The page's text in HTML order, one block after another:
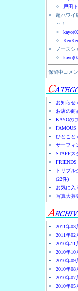
戸田
超ハワイ
～！
ノース
保留中コメ
お知らせ
お店の商
KAYOの
ひとこと
サーフィ
STAFFス
FRIENDS
トリプル
(22件)
お気に入
写真大募
2011年03
2011年02
2010年11
2010年10
2010年09
2010年08
2010年07
2010年05